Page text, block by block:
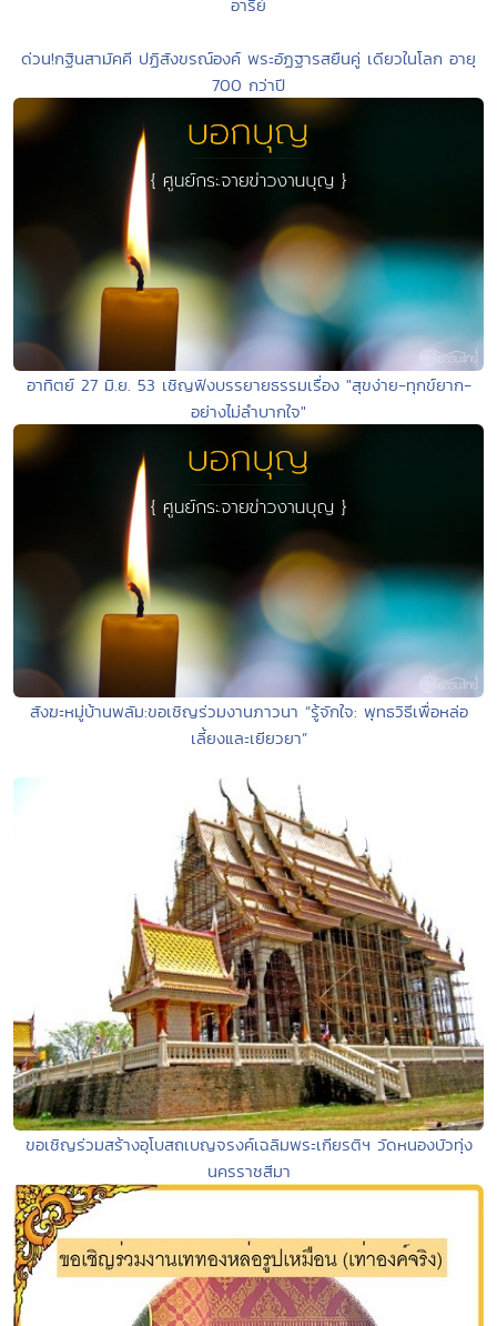
อารีย์
ด่วน!กฐินสามัคคี ปฏิสังขรณ์องค์ พระอัฏฐารสยืนคู่ เดียวในโลก อายุ
700 กว่าปี
อาทิตย์ 27 มิ.ย. 53 เชิญฟังบรรยายธรรมเรื่อง "สุขง่าย-ทุกข์ยาก-
อย่างไม่ลำบากใจ"
สังฆะหมู่บ้านพลัม:ขอเชิญร่วมงานภาวนา “รู้จักใจ: พุทธวิธีเพื่อหล่อ
เลี้ยงและเยียวยา”
ขอเชิญร่วมสร้างอุโบสถเบญจรงค์เฉลิมพระเกียรติฯ วัดหนองบัวทุ่ง
นครราชสีมา